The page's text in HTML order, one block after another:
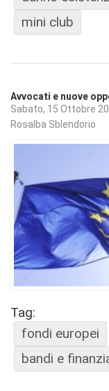
mini club
Avvocati e nuove
Sabato, 15 Ottobre
Rosalba Sblendorio
Tag:
fondi europei
bandi e